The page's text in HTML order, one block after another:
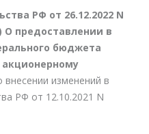
РФ от 26.12.2022 N
О предоставлении в
бюджета
изменений в
РФ от 12.10.2021 N